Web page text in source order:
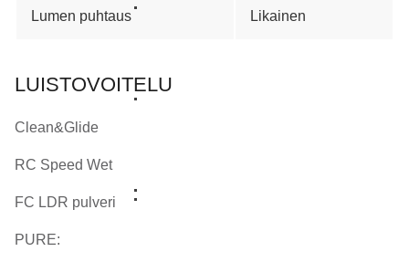
Lumen puhtaus Likainen
LUISTOVOITELU
Clean&Glide
RC Speed Wet
FC LDR pulveri
PURE: